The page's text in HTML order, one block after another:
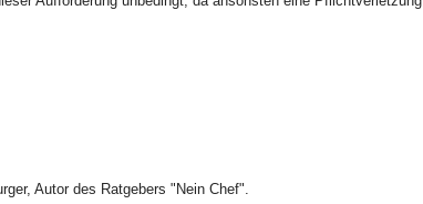
Autor des Ratgebers "Nein Chef".